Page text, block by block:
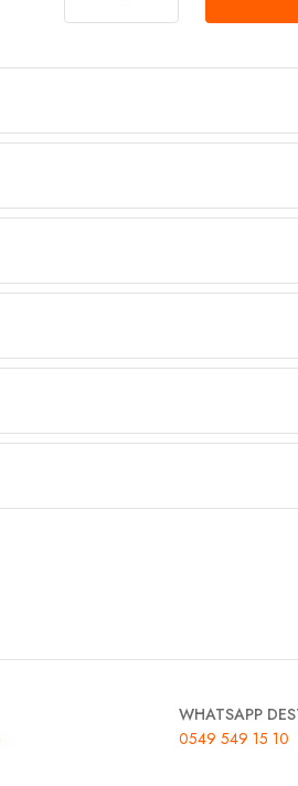
WHATSAPP
0549 549 15 10